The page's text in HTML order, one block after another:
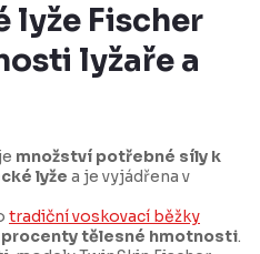
lyže Fischer
lyžaře a
množství potřebné síly k
lyže a je vyjádřena v
tradiční voskovací běžky
procenty tělesné hmotnosti.